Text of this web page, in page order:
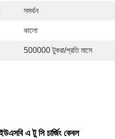
সমর্থন
কালো
500000 টুকরা/প্রতি মাসে
এ টু সি চার্জিং কেবল